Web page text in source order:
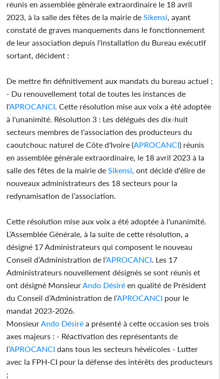
réunis en assemblée générale extraordinaire le 18 avril
2023, à la salle des fêtes de la mairie deSikensi, ayant
constaté de graves manquements dans le fonctionnement
de leur association depuis l'installation du Bureau exécutif
sortant, décident :
De mettre fin définitivement aux mandats du bureau actuel ;
- Du renouvellement total de toutes les instances de
l'APROCANCI. Cette résolution mise aux voix a été adoptée
à l'unanimité. Résolution 3 : Les délégués des dix-huit
secteurs membres de l'association des producteurs du
caoutchouc naturel de Côte d'Ivoire (APROCANCI) réunis
en assemblée générale extraordinaire, le 18 avril 2023 à la
salle des fêtes de la mairie deSikensi, ont décidé d'élire de
nouveaux administrateurs des 18 secteurs pour la
redynamisation de l’association.
Cette résolution mise aux voix a été adoptée à l'unanimité.
L’Assemblée Générale, à la suite de cette résolution, a
désigné 17 Administrateurs qui composent le nouveau
Conseil d’Administration de l’APROCANCI. Les 17
Administrateurs nouvellement désignés se sont réunis et
ont désigné MonsieurAndo Désiré en qualité de Président
du Conseil d’Administration de l’APROCANCI pour le
mandat 2023-2026.
MonsieurAndo Désiré a présenté à cette occasion ses trois
axes majeurs : - Réactivation des représentants de
l’APROCANCI dans tous les secteurs hévéicoles - Lutter
avec la FPH-CI pour la défense des intérêts des producteurs
;